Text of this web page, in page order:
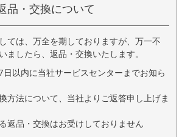
品・交換について
ては、万全を期しておりますが、万一不
ましたら、返品・交換いたします。
日以内に当社サービスセンターまでお知ら
方法について、当社よりご返答申し上げま
返品・交換はお受けしておりません